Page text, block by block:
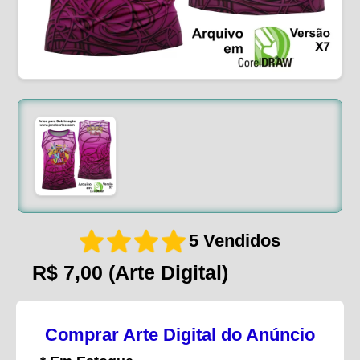
5 Vendidos
R$ 7,00 (Arte Digital)
Comprar Arte Digital do Anúncio